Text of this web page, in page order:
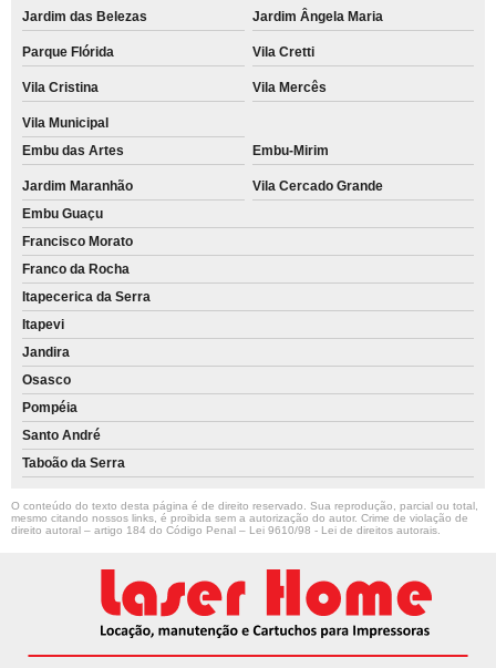
Jardim das Belezas Jardim Ângela Maria
Parque Flórida Vila Cretti
Vila Cristina Vila Mercês
Vila Municipal
Embu das Artes
Embu-Mirim
Jardim Maranhão
Vila Cercado Grande
Embu Guaçu
Francisco Morato
Franco da Rocha
Itapecerica da Serra
Itapevi
Jandira
Osasco
Pompéia
Santo André
Taboão da Serra
O conteúdo do texto desta página é de direito reservado. Sua reprodução, parcial ou total,
mesmo citando nossos links, é proibida sem a autorização do autor. Crime de violação de
direito autoral – artigo 184 do Código Penal – Lei 9610/98 - Lei de direitos autorais